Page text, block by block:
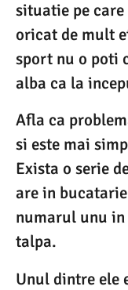
situatie pe
oricat de mult
sport nu o poti
alba ca la
Afla ca
si este mai
Exista o serie
are in
numarul unu
talpa.
Unul dintre ele